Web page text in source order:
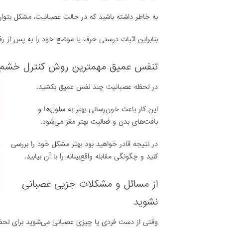
به خاطر داشته باشید که در حالت عصبانیت، مشکل
بنابراین اثبات درستی حرف یا موضع خود را به پس از
تنفس عمیق مهمترین روش کنترل
در لحظه عصبانیت چند نفس عمیق بکشید.
این کار باعث خون‌رسانی بهتر به سلول‌ها و
بافت‌های بدن و فعالیت بهتر مغز می‌شود.
در نتیجه قادر خواهید بود بهتر مشکل خود را بررسی
کنید و چگونگی مقابله واقع‌بینانه را با آن بیابید.
از مسائل و مشکلات جزیی عصبانی
نشوید
وقتی از دست فردی یا چیزی عصبانی می‌شوید برای